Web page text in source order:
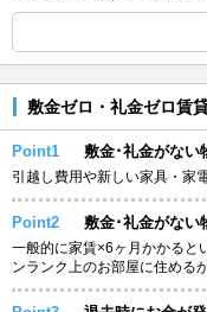
敷金ゼロ・礼金ゼロ賃
Point1 敷金･礼金がない
引越し費用や新しい家具・家
Point2 敷金･礼金がない
一般的に家賃×6ヶ月かかると
ンランク上のお部屋に住める